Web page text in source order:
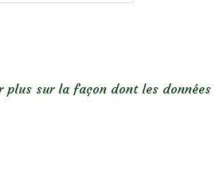
plus sur la façon dont les données